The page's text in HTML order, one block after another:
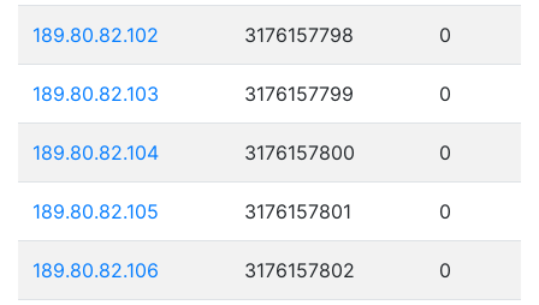
189.80.82.102 3176157798 0
189.80.82.103 3176157799 0
189.80.82.104 3176157800 0
189.80.82.105 3176157801 0
189.80.82.106 3176157802 0